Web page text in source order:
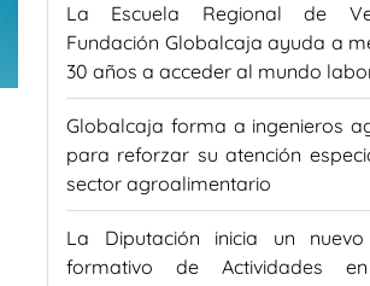
La Escuela Regional de
Fundación Globalcaja ayuda a
30 años a acceder al mundo
Globalcaja forma a ingenieros
para reforzar su atención
sector agroalimentario
La Diputación inicia un nuevo
formativo de Actividades